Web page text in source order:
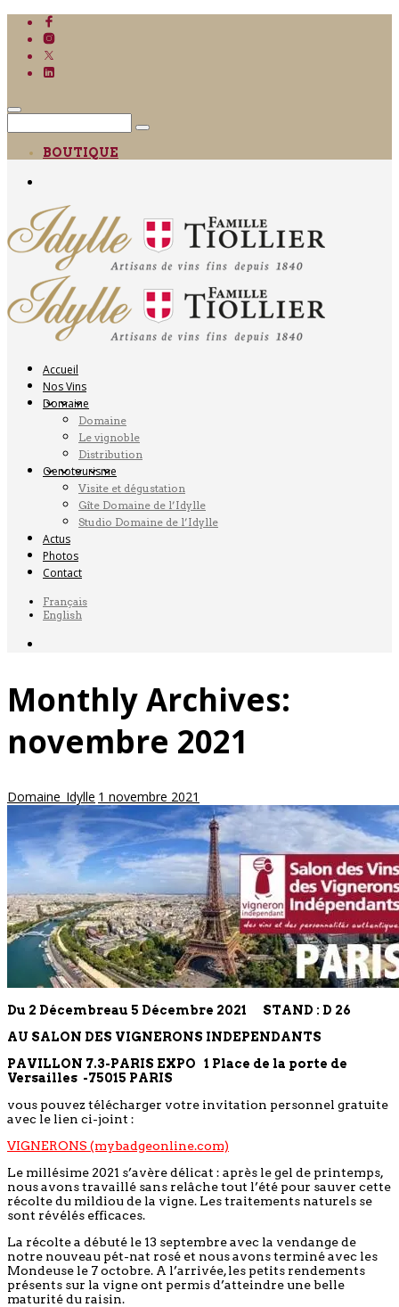
BOUTIQUE
Accueil
Nos Vins
Domaine
Domaine
Le vignoble
Distribution
Oenotourisme
Visite et dégustation
Gîte Domaine de l’Idylle
Studio Domaine de l’Idylle
Actus
Photos
Contact
Français
English
Monthly Archives:
novembre 2021
Domaine_Idylle 1 novembre 2021
Du 2 Décembreau 5 Décembre 2021 STAND : D 26
AU SALON DES VIGNERONS INDEPENDANTS
PAVILLON 7.3-PARIS EXPO 1 Place de la porte de
Versailles -75015 PARIS
vous pouvez télécharger votre invitation personnel gratuite
avec le lien ci-joint :
VIGNERONS (mybadgeonline.com)
Le millésime 2021 s’avère délicat : après le gel de printemps,
nous avons travaillé sans relâche tout l’été pour sauver cette
récolte du mildiou de la vigne. Les traitements naturels se
sont révélés efficaces.
La récolte a débuté le 13 septembre avec la vendange de
notre nouveau pét-nat rosé et nous avons terminé avec les
Mondeuse le 7 octobre. A l’arrivée, les petits rendements
présents sur la vigne ont permis d’atteindre une belle
maturité du raisin.